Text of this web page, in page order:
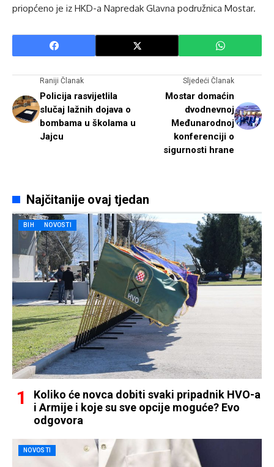
priopćeno je iz HKD-a Napredak Glavna podružnica Mostar.
Raniji Članak
Policija rasvijetlila
slučaj lažnih dojava o
bombama u školama u
Jajcu
Sljedeći Članak
Mostar domaćin
dvodnevnoj
Međunarodnoj
konferenciji o
sigurnosti hrane
Najčitanije ovaj tjedan
BIH NOVOSTI
Koliko će novca dobiti svaki pripadnik HVO-a
i Armije i koje su sve opcije moguće? Evo
odgovora
NOVOSTI